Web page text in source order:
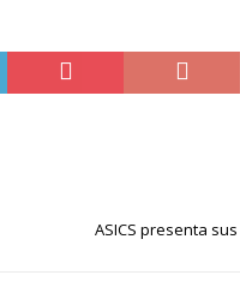
ASICS presenta